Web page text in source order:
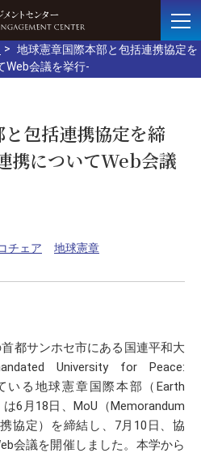
地球憲章国際本部と包括連携協定を
Web会議を挙行-
包括連携協定を締
携についてWeb会議
チェア 地球憲章
都サンホセ市にある国連平和大
University for Peace:
いる地球憲章国際本部（Earth
6月18日、MoU（Memorandum
協定）を締結し、7月10日、協
会議を開催しました。本学から